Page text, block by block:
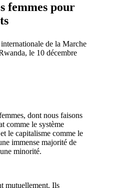
femmes pour
de la Marche
le 10 décembre
dont nous faisons
comme le système
le capitalisme comme le
immense majorité de
minorité.
mutuellement. Ils